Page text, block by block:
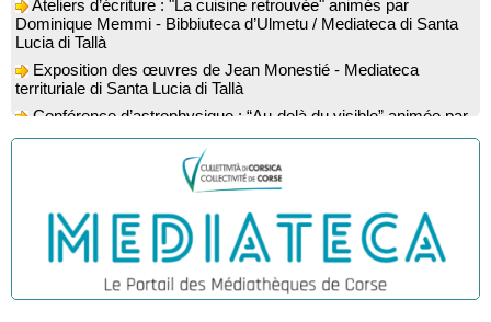
Dominique Memmi - Bibbiuteca d’Ulmetu / Mediateca di Santa
Lucia di Tallà
territuriale di Santa Lucia di Tallà
l’astrophysicien Paul Guerrini - Médiathèque - Pitretu è
Bicchisgià
Exposition des œuvres de Dominique Malberti Morin :
"Racines, peintures acryliques et aquarelles" - Mediateca
Animation : "Petits lecteurs" - Médiathèque - Pitretu è
Bicchisgià
Veillée de contes à la forêt enchantée "U Mondu ditu
mignuleddu" par la Caravane de Conteurs - Currà